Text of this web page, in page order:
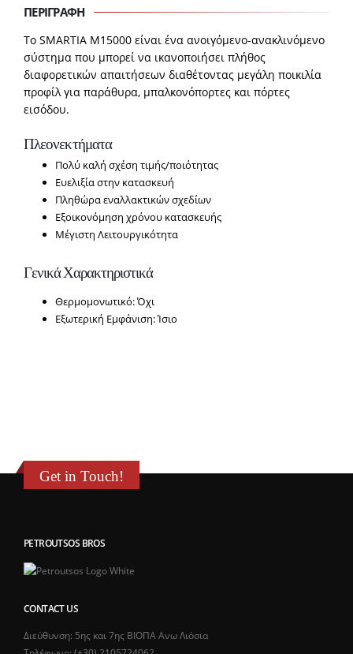
ΠΕΡΙΓΡΑΦΗ
Το SMARTIA Μ15000 είναι ένα ανοιγόµενο-ανακλινόµενο
σύστηµα που µπορεί να ικανοποιήσει πλήθος
διαφορετικών απαιτήσεων διαθέτοντας µεγάλη ποικιλία
προφίλ για παράθυρα, µπαλκονόπορτες και πόρτες
εισόδου.
Πλεονεκτήματα
Πολύ καλή σχέση τιμής/ποιότητας
Ευελιξία στην κατασκευή
Πληθώρα εναλλακτικών σχεδίων
Εξοικονόμηση χρόνου κατασκευής
Μέγιστη Λειτουργικότητα
Γενικά Χαρακτηριστικά
Θερμομονωτικό: Όχι
Εξωτερική Εμφάνιση: Ίσιο
Get in Touch!
PETROUTSOS BROS
CONTACT US
Διεύθυνση: 5ης και 7ης ΒΙΟΠΑ Ανω Λιόσια